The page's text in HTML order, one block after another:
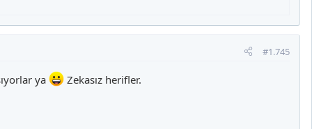
#1.745
ya Zekasız herifler.